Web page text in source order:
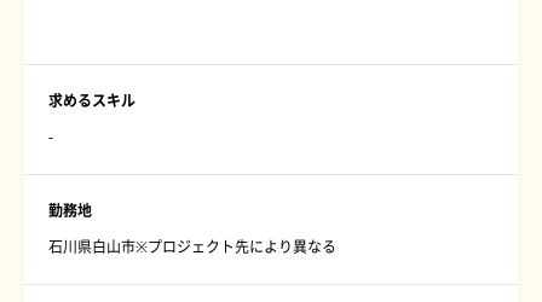
求めるスキル
‐
勤務地
石川県白山市※プロジェクト先により異なる